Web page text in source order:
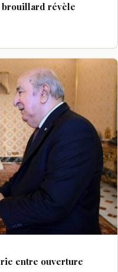
brouillard révèle
entre ouverture